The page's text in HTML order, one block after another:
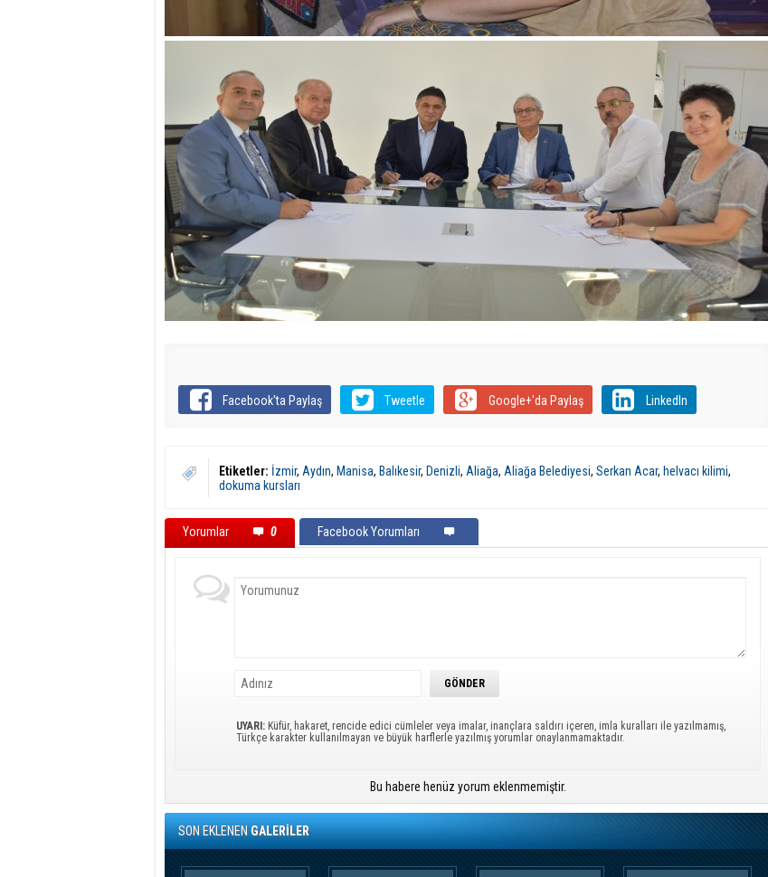
Facebook'ta Paylaş Tweetle Google+'da Paylaş LinkedIn
Etiketler: İzmir, Aydın, Manisa, Balıkesir, Denizli, Aliağa, Aliağa Belediyesi, Serkan Acar, helvacı kilimi,
dokuma kursları
Yorumlar 0 Facebook Yorumları
UYARI: Küfür, hakaret, rencide edici cümleler veya imalar, inançlara saldırı içeren, imla kuralları ile yazılmamış,
Türkçe karakter kullanılmayan ve büyük harflerle yazılmış yorumlar onaylanmamaktadır.
Bu habere henüz yorum eklenmemiştir.
SON EKLENENGALERİLER